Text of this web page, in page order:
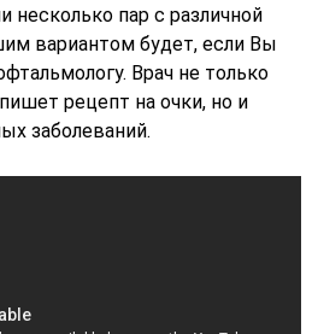
несколько пар с различной
вариантом будет, если Вы
Врач не только
рецепт на очки, но и
заболеваний.